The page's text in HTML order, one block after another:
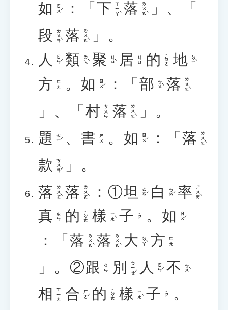
如 ㄖㄨˊ ：「 下 ㄒㄧㄚˋ 落 ㄌㄨㄛˋ
」、「
段 ㄉㄨㄢˋ 落 ㄌㄨㄛˋ
」。
人
ㄖㄣˊ 類 ㄌㄟˋ 聚 ㄐㄩˋ 居 ㄐㄩ 的 ˙ㄉㄜ 地 ㄉㄧˋ
方 ㄈㄤ 。 如 ㄖㄨˊ ：「 部 ㄅㄨˋ 落 ㄌㄨㄛˋ
」、「 村 ㄘㄨㄣ 落 ㄌㄨㄛˋ
」。
題 ㄊㄧˊ 、 書 ㄕㄨ 。 如 ㄖㄨˊ ：「 落 ㄌㄨㄛˋ
款 ㄎㄨㄢˇ
」。
落 ㄌㄨㄛˋ 落 ㄌㄨㄛˋ ：①坦 ㄊㄢˇ 白 ㄅㄞˊ 率 ㄕㄨㄞˋ
真 ㄓㄣ 的 ˙ㄉㄜ 樣 ㄧㄤˋ 子 ˙ㄗ 。 如 ㄖㄨˊ
：「 落 ㄌㄨㄛˋ 落 ㄌㄨㄛˋ 大 ㄉㄚˋ 方 ㄈㄤ
」。②跟 ㄍㄣ 別 ㄅㄧㄝˊ 人 ㄖㄣˊ 不 ㄅㄨˋ
相 ㄒㄧㄤ 合 ㄏㄜˊ 的 ˙ㄉㄜ 樣 ㄧㄤˋ 子 ˙ㄗ
。